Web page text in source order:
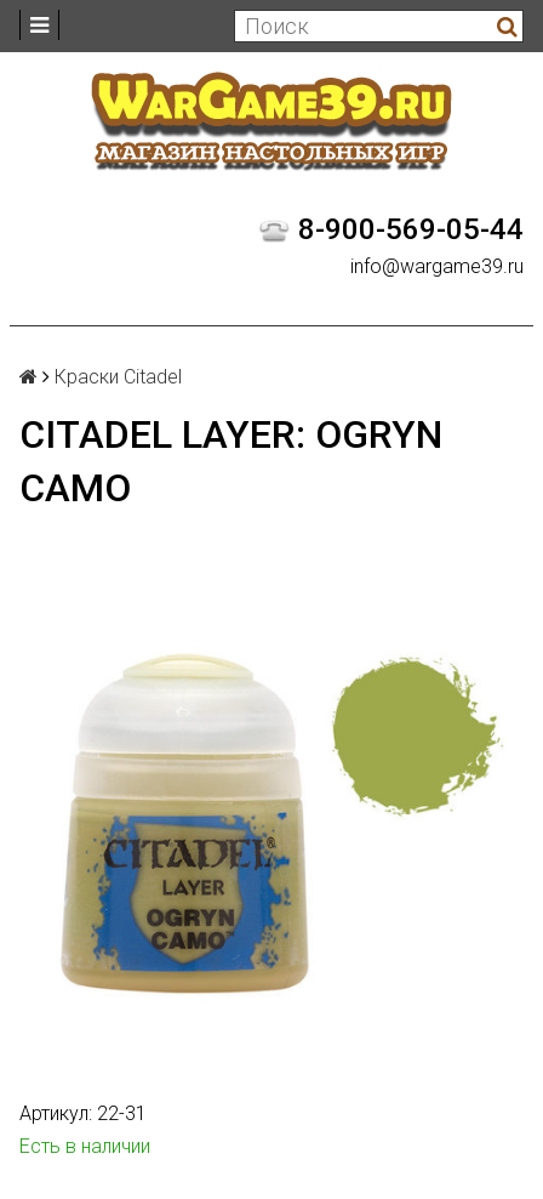
8-900-569-05-44
info@wargame39.ru
Краски Citadel
CITADEL LAYER: OGRYN
CAMO
Артикул: 22-31
Есть в наличии